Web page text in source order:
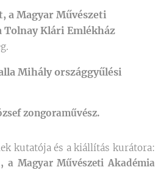
a Magyar Művészeti
Tolnay Klári Emlékház
Mihály országgyűlési
zongoraművész.
kutatója és a kiállítás kurátora:
a Magyar Művészeti Akadémia